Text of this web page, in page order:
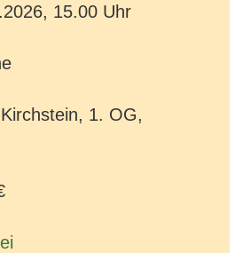
15.00 Uhr
1. OG,